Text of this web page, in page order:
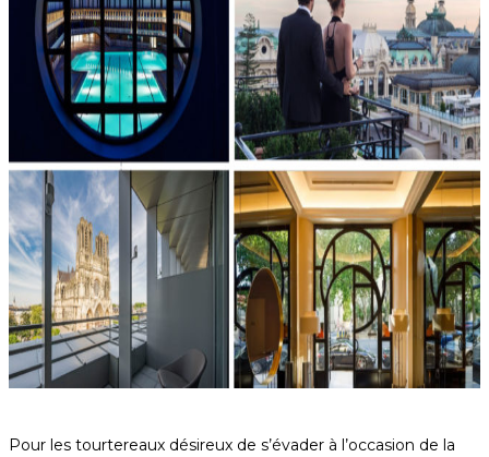
Pour les tourtereaux désireux de s’évader à l’occasion de la